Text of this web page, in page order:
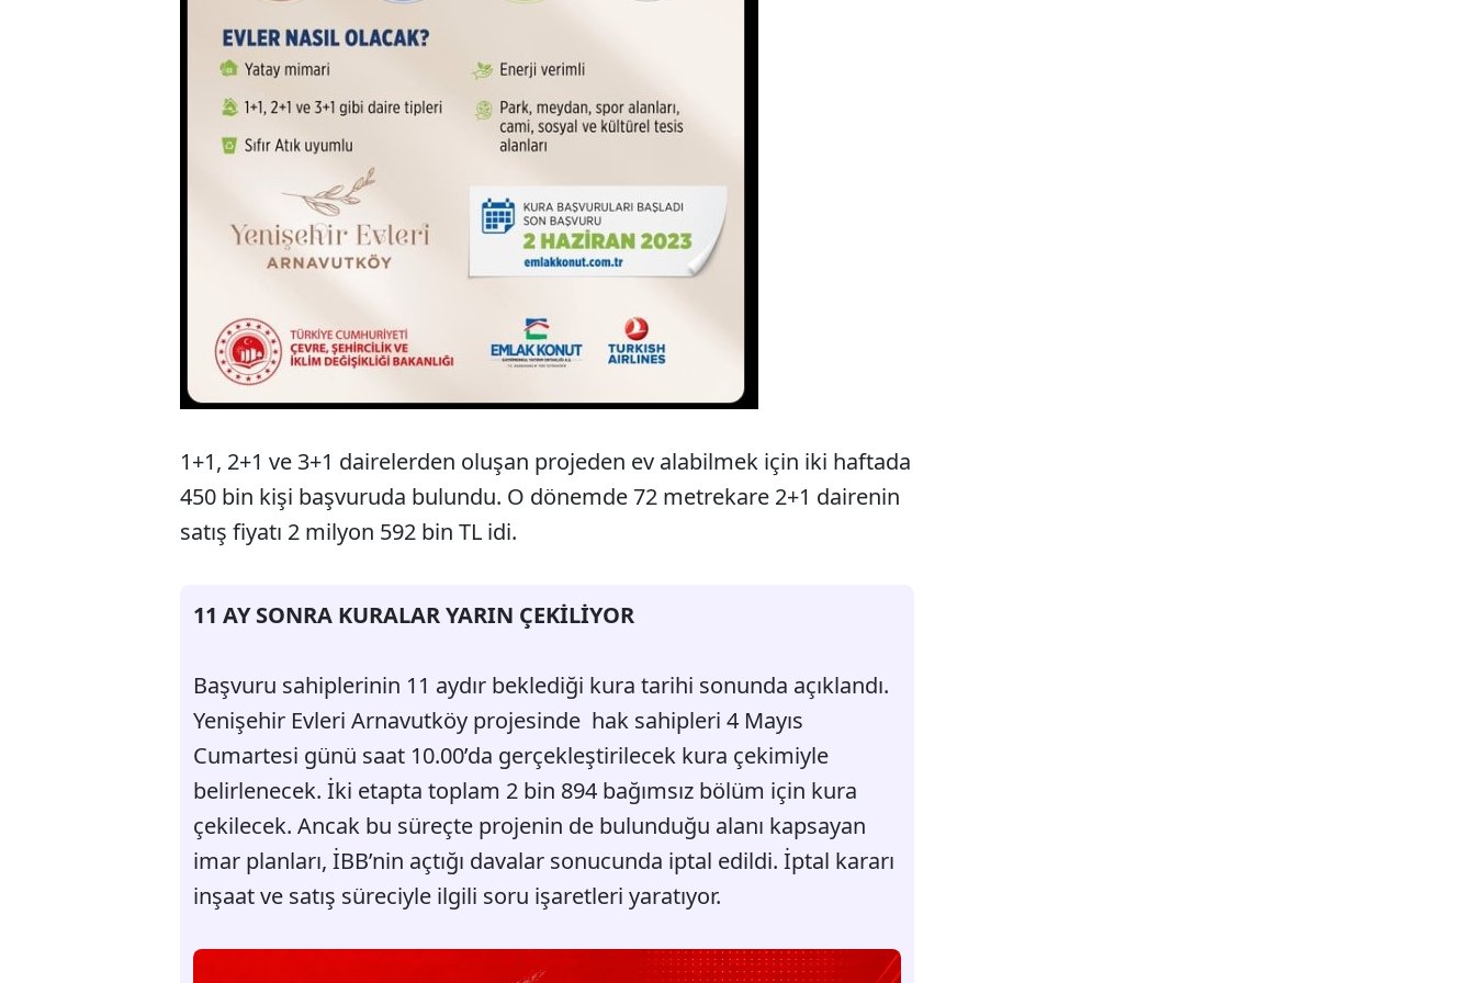
1+1, 2+1 ve 3+1 dairelerden oluşan projeden ev alabilmek için iki haftada
450 bin kişi başvuruda bulundu. O dönemde 72 metrekare 2+1 dairenin
satış fiyatı 2 milyon 592 bin TL idi.
11 AY SONRA KURALAR YARIN ÇEKİLİYOR
Başvuru sahiplerinin 11 aydır beklediği kura tarihi sonunda açıklandı.
Yenişehir Evleri Arnavutköy projesinde hak sahipleri 4 Mayıs
Cumartesi günü saat 10.00’da gerçekleştirilecek kura çekimiyle
belirlenecek. İki etapta toplam 2 bin 894 bağımsız bölüm için kura
çekilecek. Ancak bu süreçte projenin de bulunduğu alanı kapsayan
imar planları, İBB’nin açtığı davalar sonucunda iptal edildi. İptal kararı
inşaat ve satış süreciyle ilgili soru işaretleri yaratıyor.